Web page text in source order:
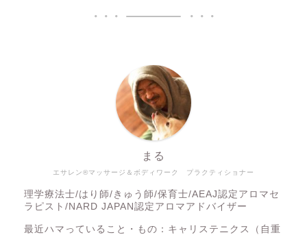
エサレン®マッサージ＆ボディワーク プラクティショナー
まる
理学療法士/はり師/きゅう師/保育士/AEAJ認定アロマセ
ラピスト/NARD JAPAN認定アロマアドバイザー
最近ハマっていること・もの：キャリステニクス（自重